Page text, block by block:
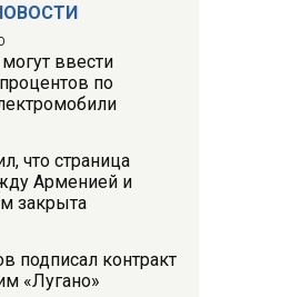
ввести
по
что страница
Арменией и
закрыта
подписал контракт
«Лугано»